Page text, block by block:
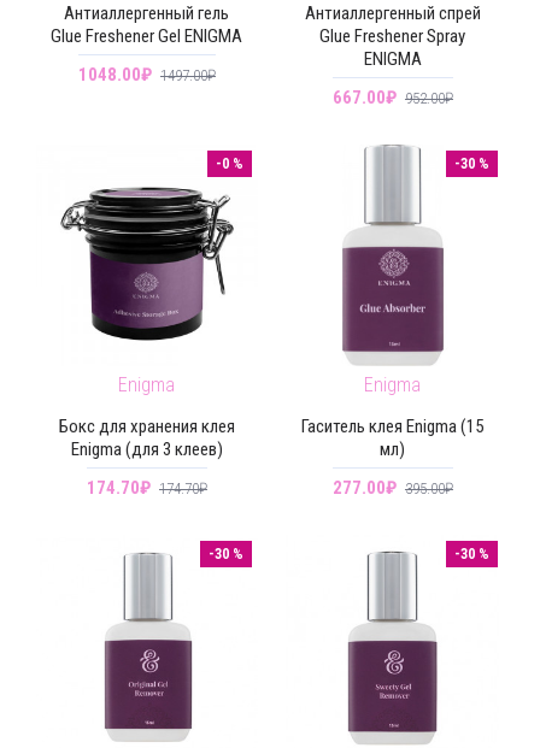
Антиаллергенный гель
Glue Freshener Gel ENIGMA
1048.00₽ 1497.00₽
Антиаллергенный спрей
Glue Freshener Spray
ENIGMA
667.00₽ 952.00₽
-0 %
Enigma
Бокс для хранения клея
Enigma (для 3 клеев)
174.70₽ 174.70₽
-30 %
Enigma
Гаситель клея Enigma (15
мл)
277.00₽ 395.00₽
-30 % -30 %